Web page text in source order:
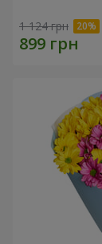
1 124 грн